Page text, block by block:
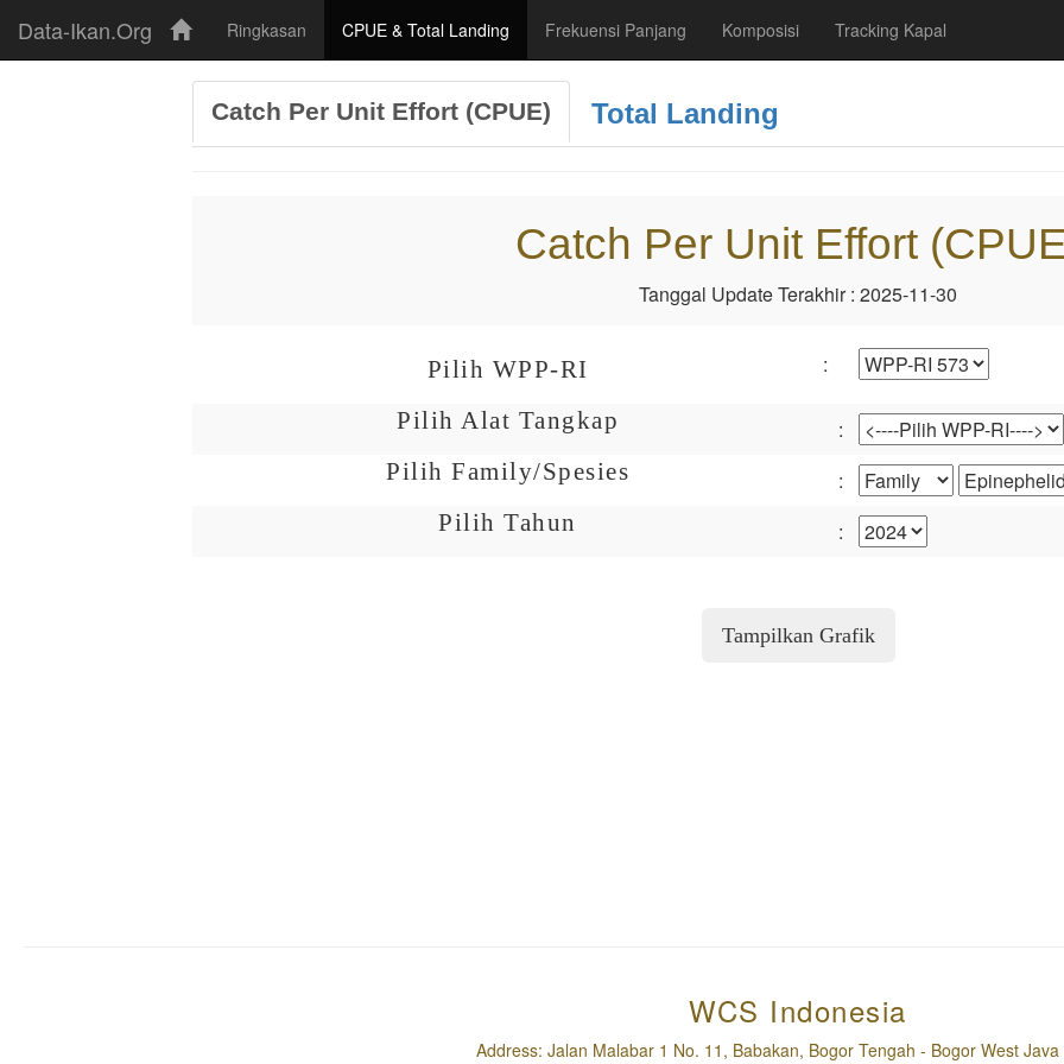
Data-Ikan.Org Ringkasan (current)CPUE & Total Landing Frekuensi Panjang Komposisi Tracking Kapal
Catch Per Unit Effort (CPUE) Total Landing
Catch Per Unit Effort
Tanggal Update Terakhir : 2025-11-30
Pilih WPP-RI :
Pilih Alat Tangkap :
Pilih Family/Spesies :
Pilih Tahun :
WCS Indonesia
Address: Jalan Malabar 1 No. 11, Babakan, Bogor Tengah - Bogor West